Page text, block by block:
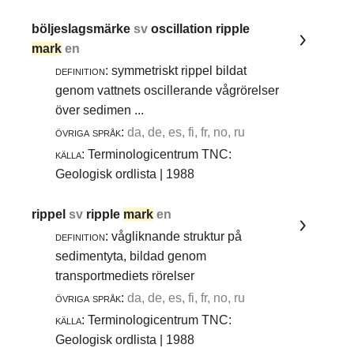
böljeslagsmärkesvoscillation ripple
mark en
definition: symmetriskt rippel bildat
genom vattnets oscillerande vågrörelser
över sedimen ...
övriga språk: da, de, es, fi, fr, no, ru
källa: Terminologicentrum TNC:
Geologisk ordlista | 1988
rippelsv ripple mark en
definition: vågliknande struktur på
sedimentyta, bildad genom
transportmediets rörelser
övriga språk: da, de, es, fi, fr, no, ru
källa: Terminologicentrum TNC:
Geologisk ordlista | 1988